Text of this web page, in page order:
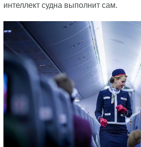
интеллект судна выполнит сам.